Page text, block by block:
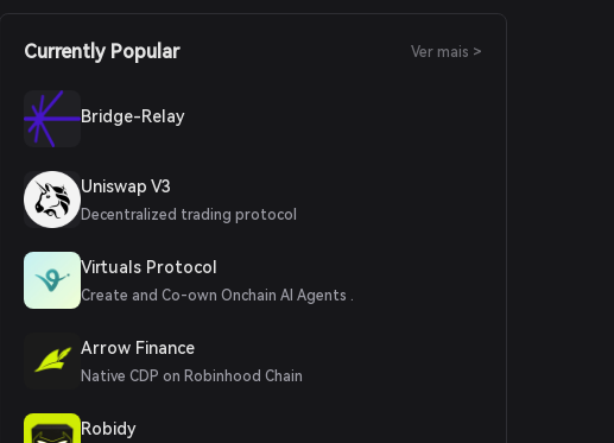
Currently Popular Ver mais >
Bridge-Relay
Uniswap V3
Decentralized trading protocol
Virtuals Protocol
Create and Co-own Onchain AI Agents .
Arrow Finance
Native CDP on Robinhood Chain
Robidy